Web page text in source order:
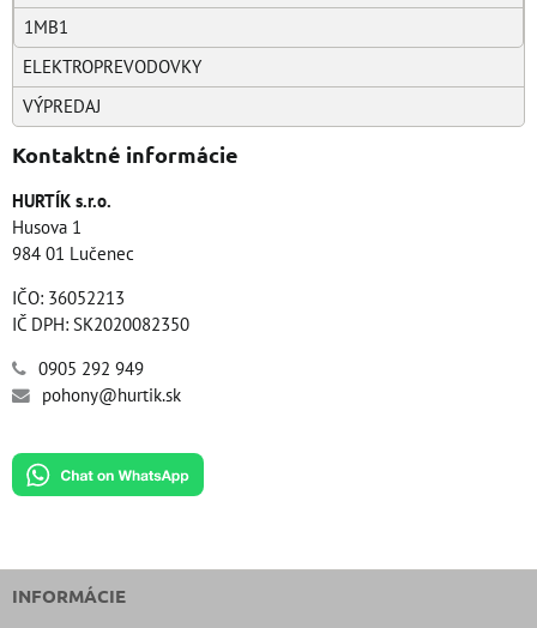
1MB1
ELEKTROPREVODOVKY
VÝPREDAJ
Kontaktné informácie
HURTÍK s.r.o.
Husova 1
984 01 Lučenec
IČO: 36052213
IČ DPH: SK2020082350
0905 292 949
pohony@hurtik.sk
INFORMÁCIE